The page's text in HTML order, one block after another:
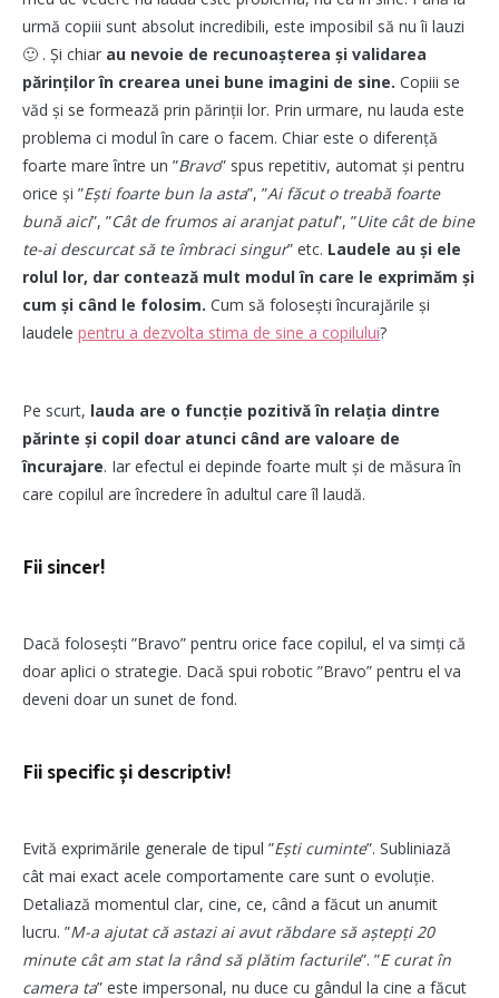
urmă copiii sunt absolut incredibili, este imposibil să nu îi lauzi
🙂 . Și chiar au nevoie de recunoașterea și validarea
părinților în crearea unei bune imagini de sine. Copiii se
văd și se formează prin părinții lor. Prin urmare, nu lauda este
problema ci modul în care o facem. Chiar este o diferență
foarte mare între un ”Bravo” spus repetitiv, automat și pentru
orice și ”Ești foarte bun la asta”, ”Ai făcut o treabă foarte
bună aici”, ”Cât de frumos ai aranjat patul”, ”Uite cât de bine
te-ai descurcat să te îmbraci singur” etc. Laudele au și ele
rolul lor, dar contează mult modul în care le exprimăm și
cum și când le folosim. Cum să folosești încurajările și
laudele pentru a dezvolta stima de sine a copilului?
Pe scurt, lauda are o funcție pozitivă în relaţia dintre
părinte şi copil doar atunci când are valoare de
încurajare. Iar efectul ei depinde foarte mult și de măsura în
care copilul are încredere în adultul care îl laudă.
Fii sincer!
Dacă folosești ”Bravo” pentru orice face copilul, el va simți că
doar aplici o strategie. Dacă spui robotic ”Bravo” pentru el va
deveni doar un sunet de fond.
Fii specific și descriptiv!
Evită exprimările generale de tipul ”Ești cuminte”. Subliniază
cât mai exact acele comportamente care sunt o evoluție.
Detaliază momentul clar, cine, ce, când a făcut un anumit
lucru. ”M-a ajutat că astazi ai avut răbdare să aștepți 20
minute cât am stat la rând să plătim facturile”. ”E curat în
camera ta” este impersonal, nu duce cu gândul la cine a făcut